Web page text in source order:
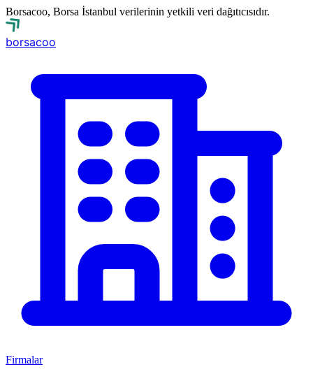
Borsacoo, Borsa İstanbul verilerinin yetkili veri dağıtıcısıdır.
borsacoo
Firmalar